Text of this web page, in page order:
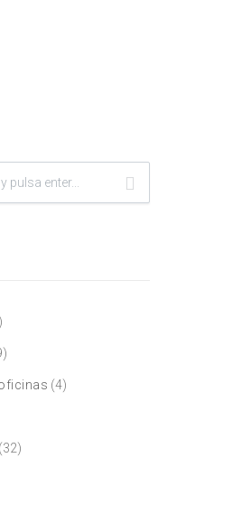
(4)
(32)